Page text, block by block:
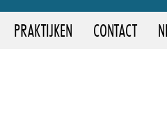
PRAKTIJKEN CONTACT